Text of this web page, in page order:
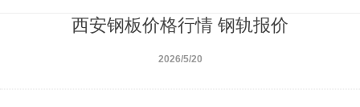
西安钢板价格行情 钢轨报价
2026/5/20